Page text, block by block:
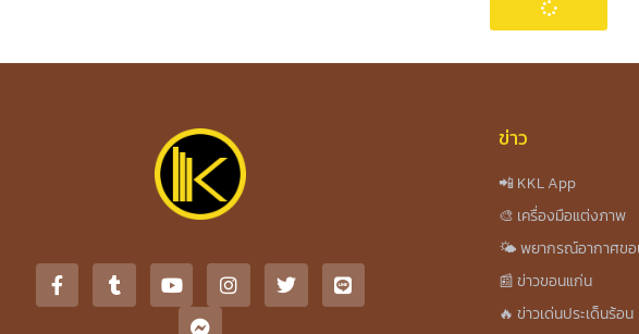
ข่าว
📲 KKL App
🎨 เครื่องมือแต่งภาพ
🌤️ พยากรณ์อากาศขอ
📰 ข่าวขอนแก่น
🔥 ข่าวเด่นประเด็นร้อน